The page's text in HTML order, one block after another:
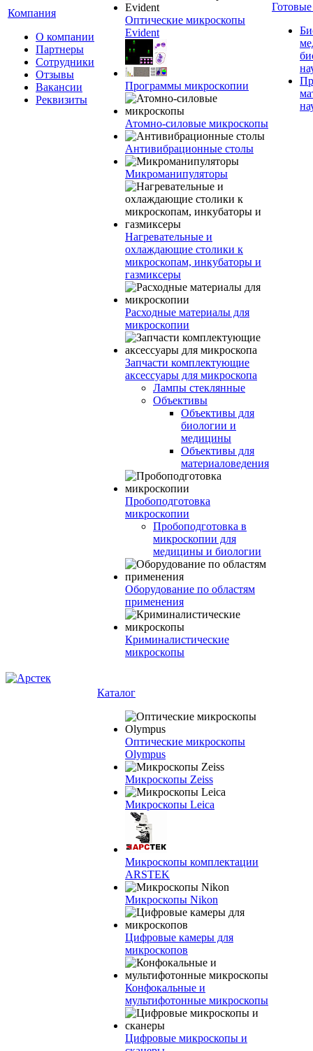
Компания
О компании
Партнеры
Сотрудники
Отзывы
Вакансии
Реквизиты
Оптические микроскопы
Evident
Программы микроскопии
Атомно-силовые микроскопы
Антивибрационные столы
Микроманипуляторы
Нагревательные и
охлаждающие столики к
микроскопам, инкубаторы и
газмиксеры
Расходные материалы для
микроскопии
Запчасти комплектующие
аксессуары для микроскопа
Лампы стеклянные
Объективы
Объективы для
биологии и
медицины
Объективы для
материаловедения
Пробоподготовка
микроскопии
Пробоподготовка в
микроскопии для
медицины и биологии
Оборудование по областям
применения
Криминалистические
микроскопы
Каталог
Оптические микроскопы
Olympus
Микроскопы Zeiss
Микроскопы Leica
Микроскопы комплектации
ARSTEK
Микроскопы Nikon
Цифровые камеры для
микроскопов
Конфокальные и
мультифотонные микроскопы
Цифровые микроскопы и